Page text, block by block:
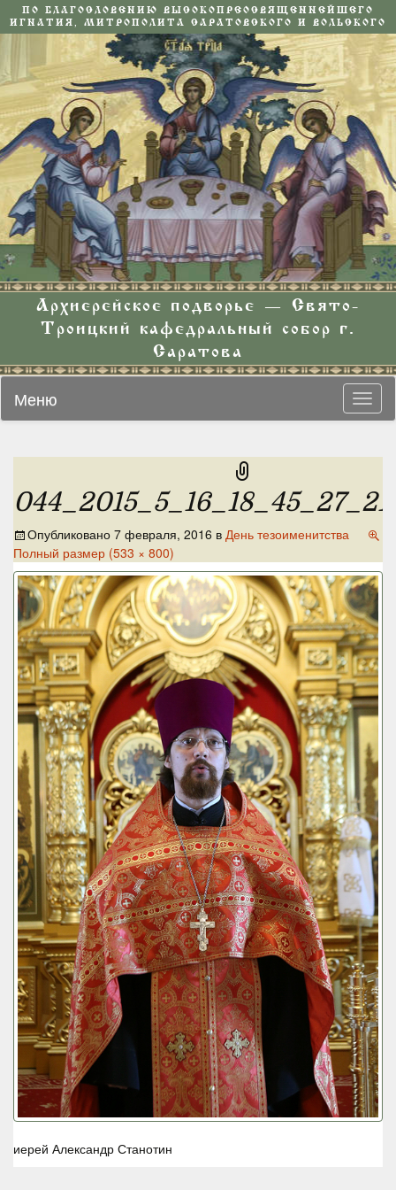
ПО БЛАГОСЛОВЕНИЮ ВЫСОКОПРЕОСВЯЩЕННЕЙШЕГО
ИГНАТИЯ, МИТРОПОЛИТА САРАТОВСКОГО И ВОЛЬСКОГО
Архиерейское подворье — Свято-
Троицкий кафедральный собор г.
Саратова
Меню
Опубликовано 7 февраля, 2016 в День тезоименитства
Полный размер (533 × 800)
иерей Александр Станотин